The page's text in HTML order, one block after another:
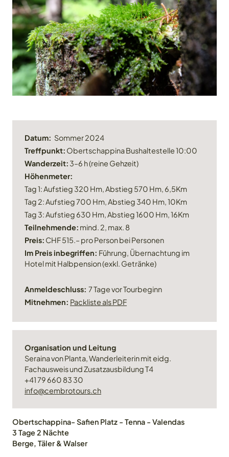
Datum: Sommer 2024
Treffpunkt: Obertschappina Bushaltestelle 10:00
Wanderzeit: 3–6 h (reine Gehzeit)
Höhenmeter:
Tag 1: Aufstieg 320 Hm, Abstieg 570 Hm, 6,5Km
Tag 2: Aufstieg 700 Hm, Abstieg 340 Hm, 10Km
Tag 3: Aufstieg 630 Hm, Abstieg 1600 Hm, 16Km
Teilnehmende: mind. 2, max. 8
Preis: CHF 515.– pro Person bei Personen
Im Preis inbegriffen: Führung, Übernachtung im
Hotel mit Halbpension (exkl. Getränke)
Anmeldeschluss: 7 Tage vor Tourbeginn
Mitnehmen: Packliste als PDF
Organisation und Leitung
Seraina von Planta, Wanderleiterin mit eidg.
Fachausweis und Zusatzausbildung T4
+41 79 660 83 30
info@cembrotours.ch
Obertschappina- Safien Platz - Tenna - Valendas
3 Tage 2 Nächte
Berge, Täler & Walser